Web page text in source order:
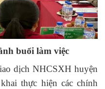
buổi làm việc
dịch NHCSXH huyện
khaithực hiện các chính